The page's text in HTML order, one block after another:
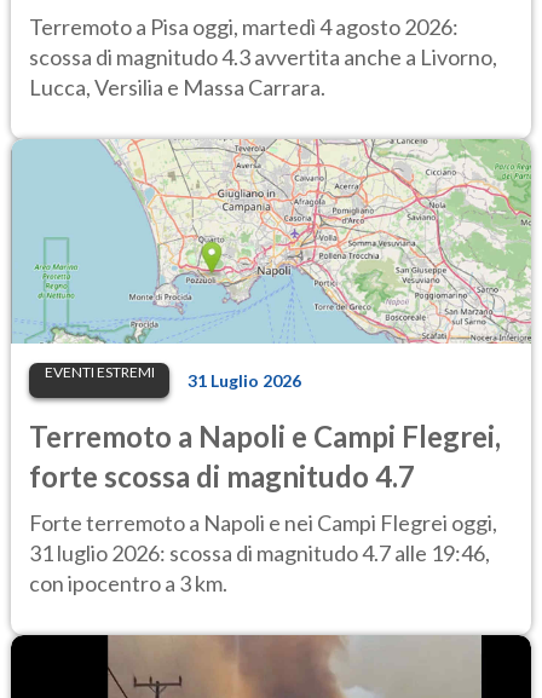
Lucca, treni sospesi
Terremoto a Pisa oggi, martedì 4 agosto 2026:
scossa di magnitudo 4.3 avvertita anche a Livorno,
Lucca, Versilia e Massa Carrara.
EVENTI ESTREMI 31 Luglio 2026
Terremoto a Napoli e Campi Flegrei,
forte scossa di magnitudo 4.7
Forte terremoto a Napoli e nei Campi Flegrei oggi,
31 luglio 2026: scossa di magnitudo 4.7 alle 19:46,
con ipocentro a 3 km.